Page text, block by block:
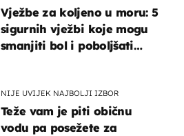
Vježbe za koljeno u moru: 5
sigurnih vježbi koje mogu
smanjiti bol i poboljšati
NIJE UVIJEK NAJBOLJI IZBOR
Teže vam je piti običnu
vodu pa posežete za